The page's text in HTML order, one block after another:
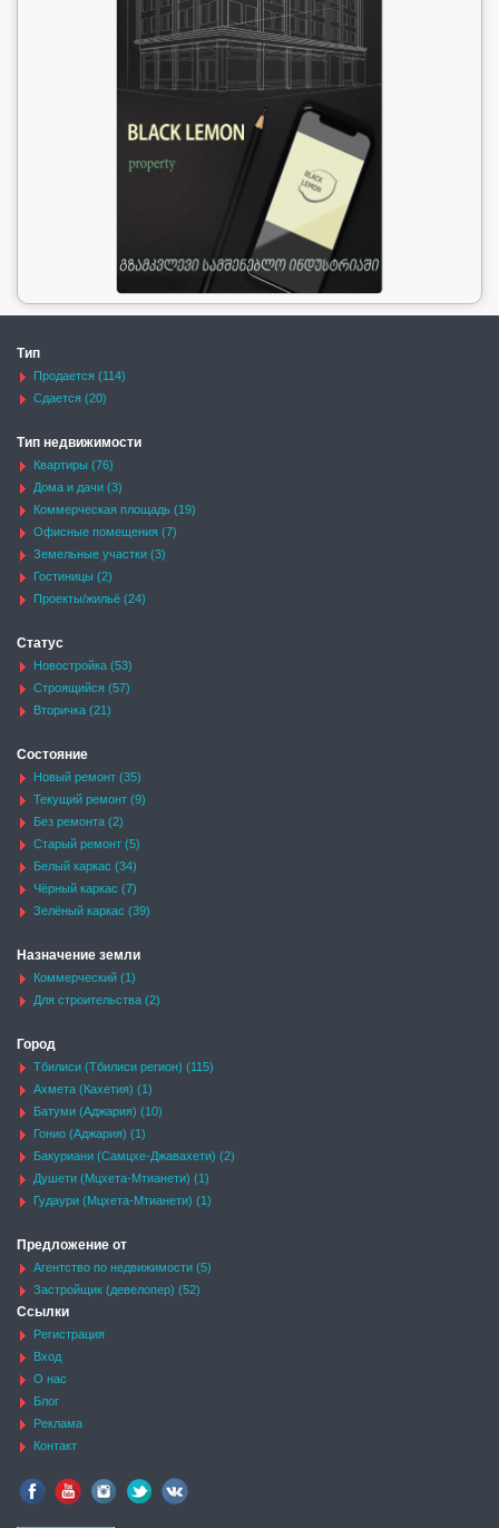
Тип
Продается (114)
Сдается (20)
Тип недвижимости
Квартиры (76)
Дома и дачи (3)
Коммерческая площадь (19)
Офисные помещения (7)
Земельные участки (3)
Гостиницы (2)
Проекты/жильё (24)
Статус
Новостройка (53)
Строящийся (57)
Вторичка (21)
Состояние
Новый ремонт (35)
Текущий ремонт (9)
Без ремонта (2)
Старый ремонт (5)
Белый каркас (34)
Чёрный каркас (7)
Зелёный каркас (39)
Назначение земли
Коммерческий (1)
Для строительства (2)
Город
Тбилиси (Тбилиси регион) (115)
Ахмета (Кахетия) (1)
Батуми (Аджария) (10)
Гонио (Аджария) (1)
Бакуриани (Самцхе-Джавахети) (2)
Душети (Мцхета-Мтианети) (1)
Гудаури (Мцхета-Мтианети) (1)
Предложение от
Агентство по недвижимости (5)
Застройщик (девелопер) (52)
Ссылки
Регистрация
Вход
О нас
Блог
Реклама
Контакт